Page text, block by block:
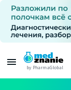
by PharmaGlobal